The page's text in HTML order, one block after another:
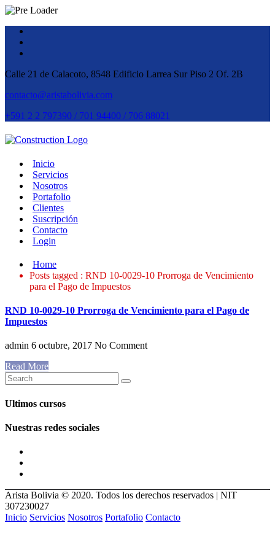
Calle 21 de Calacoto, 8548 Edificio Larrea Sur Piso 2 Of. 2B
contacto@aristabolivia.com
+591 2 2 797390 / 701 94400 / 706 88021
Inicio
Servicios
Nosotros
Portafolio
Clientes
Suscripción
Contacto
Login
Home
Posts tagged : RND 10-0029-10 Prorroga de Vencimiento
para el Pago de Impuestos
RND 10-0029-10 Prorroga de Vencimiento para el Pago de
Impuestos
admin 6 octubre, 2017 No Comment
Read More
Ultimos cursos
Nuestras redes sociales
Arista Bolivia © 2020. Todos los derechos reservados | NIT
307230027
Inicio Servicios Nosotros Portafolio Contacto